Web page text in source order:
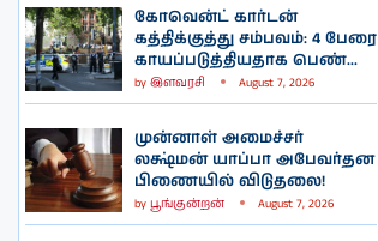
கோவென்ட் கார்டன்
கத்திக்குத்து சம்பவம்: 4 பேரை
காயப்படுத்தியதாக பெண்...
by இளவரசி August 7, 2026
முன்னாள் அமைச்சர்
லக்ஷ்மன் யாப்பா அபேவர்தன
பிணையில் விடுதலை!
by பூங்குன்றன் August 7, 2026